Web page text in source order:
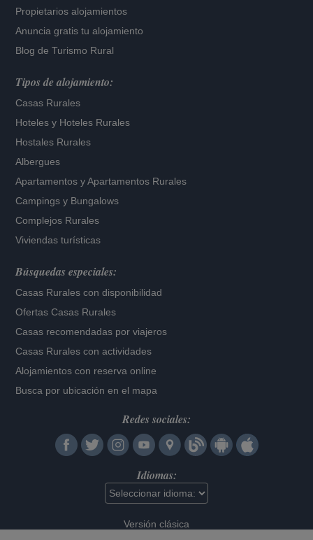
Propietarios alojamientos
Anuncia gratis tu alojamiento
Blog de Turismo Rural
Tipos de alojamiento:
Casas Rurales
Hoteles y Hoteles Rurales
Hostales Rurales
Albergues
Apartamentos yApartamentos Rurales
Campings y Bungalows
Complejos Rurales
Viviendas turísticas
Búsquedas especiales:
Casas Rurales con disponibilidad
Ofertas Casas Rurales
Casas recomendadas por viajeros
Casas Rurales con actividades
Alojamientos con reserva online
Busca por ubicación en el mapa
Redes sociales:
Idiomas:
Versión clásica